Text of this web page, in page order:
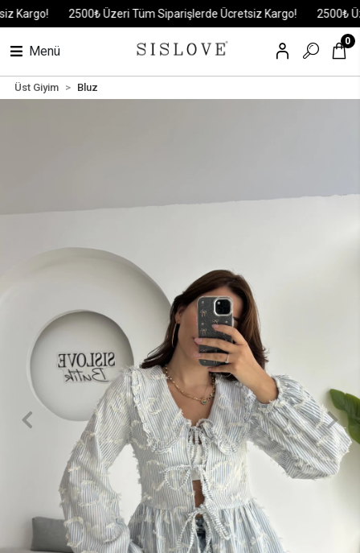
2500₺ Üzeri Tüm Siparişlerde Ücretsiz Kargo! 2500₺ Üzeri
Menü
0
Üst Giyim Bluz